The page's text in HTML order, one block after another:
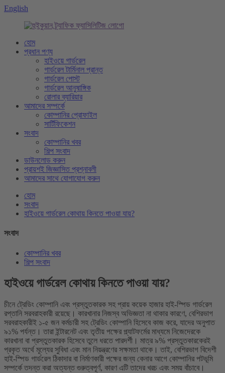
English
হোম
প্রধান পণ্য
হাইওয়ে গার্ডরেল
গার্ডরেল টার্মিনাল প্রান্ত
গার্ডরেল পোস্ট
গার্ডরেল আনুষাঙ্গিক
রোলার ব্যারিয়ার
আমাদের সম্পর্কে
কোম্পানির প্রোফাইল
সার্টিফিকেশন
সংবাদ
কোম্পানির খবর
শিল্প সংবাদ
ডাউনলোড করুন
প্রায়শই জিজ্ঞাসিত প্রশ্নাবলী
আমাদের সাথে যোগাযোগ করুন
হোম
সংবাদ
হাইওয়ে গার্ডরেল কোথায় কিনতে পাওয়া যায়?
সংবাদ
কোম্পানির খবর
শিল্প সংবাদ
হাইওয়ে গার্ডরেল কোথায় কিনতে পাওয়া যায়?
চীনে ট্রেডিং কোম্পানি এবং প্রস্তুতকারক সহ প্রায় কয়েক হাজার হাই-স্পিড গার্ডরেল
রপ্তানি সরবরাহকারী রয়েছে। কারখানার নিজস্ব অভিজ্ঞতা না থাকার কারণে, বেশিরভাগ
সরবরাহকারীই ১-৫ জন কর্মচারী সহ ট্রেডিং কোম্পানি হিসেবে কাজ করে, যাদের অনুপাত
৯১% পর্যন্ত। তারা ইন্টারনেট এবং তৃতীয় পক্ষের প্ল্যাটফর্মের মাধ্যমে নিজেদেরকে
কারখানা বা প্রস্তুতকারক হিসেবে তুলে ধরতে পারদর্শী। মাত্র ৯% প্রস্তুতকারকেরই
প্রকৃত অর্থে মূল্যের সুবিধা এবং মান নিয়ন্ত্রণের সক্ষমতা থাকে। তাই, বেশিরভাগ বিদেশী
হাই-স্পিড গার্ডরেল ঠিকাদার বা নির্মাণকারী পক্ষের জন্য কেনার আগে কোম্পানির পটভূমি
সম্পর্কে তদন্ত করা অত্যন্ত গুরুত্বপূর্ণ, কারণ এটি তাদের খরচ এবং সময় বাঁচাবে।